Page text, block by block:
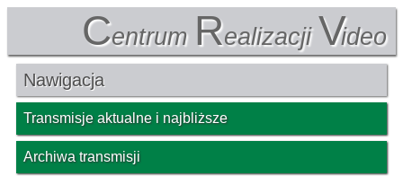
Centrum Realizacji Video
Nawigacja
Transmisje aktualne i najbliższe
Archiwa transmisji